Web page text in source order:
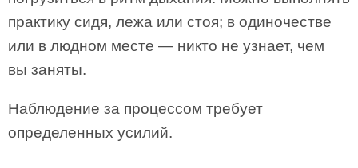
практику сидя, лежа или стоя; в одиночестве
или в людном месте — никто не узнает, чем
вы заняты.
Наблюдение за процессом требует
определенных усилий.